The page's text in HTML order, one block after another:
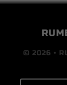
© 2026 •